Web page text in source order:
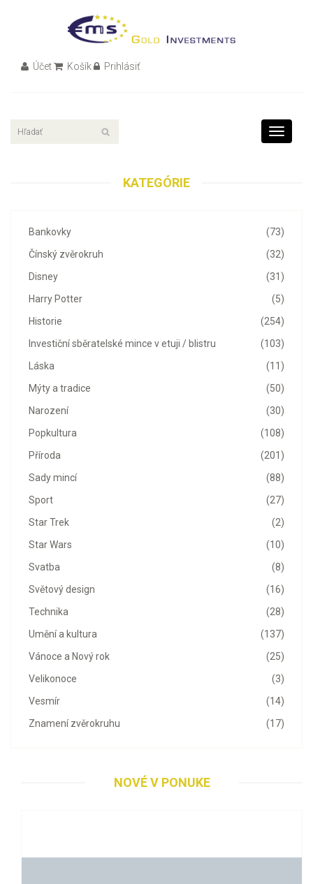
Účet Košík Prihlásiť
Toggle
KATEGÓRIE
(73)
Bankovky
(32)
Čínský zvěrokruh
(31)
Disney
(5)
Harry Potter
(254)
Historie
(103)
Investiční sběratelské mince v etuji / blistru
(11)
Láska
(50)
Mýty a tradice
(30)
Narození
(108)
Popkultura
(201)
Příroda
(88)
Sady mincí
(27)
Sport
(2)
Star Trek
(10)
Star Wars
(8)
Svatba
(16)
Světový design
(28)
Technika
(137)
Umění a kultura
(25)
Vánoce a Nový rok
(3)
Velikonoce
(14)
Vesmír
(17)
Znamení zvěrokruhu
NOVÉ V PONUKE